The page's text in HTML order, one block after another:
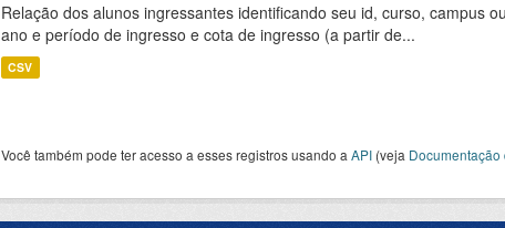
Relação dos alunos ingressantes identificando seu id, curso, campus
ano e período de ingresso e cota de ingresso (a partir de...
CSV
Você também pode ter acesso a esses registros usando a API (veja Documentação